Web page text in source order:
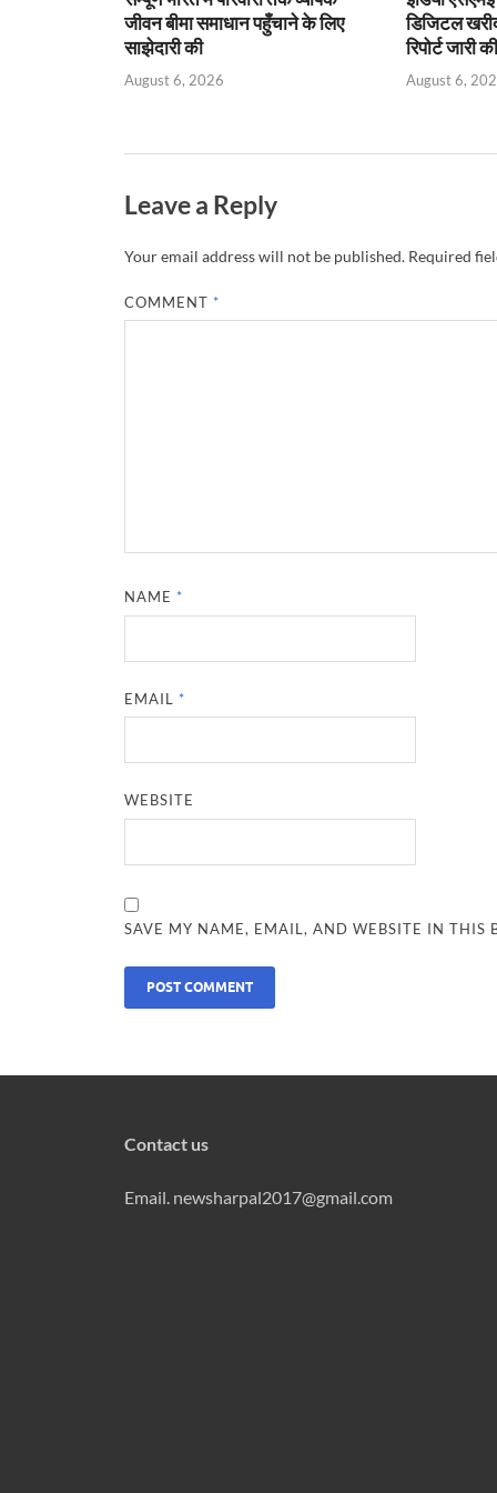
जीवन बीमा समाधान पहुँचाने के लिए
साझेदारी की
August 6, 2026
डिजिटल
रिपोर्ट जारी की
August 6,
Leave a Reply
Your email address will not be published. Required
COMMENT *
NAME *
EMAIL *
WEBSITE
SAVE MY NAME, EMAIL, AND WEBSITE IN THIS
Contact us
Email. newsharpal2017@gmail.com